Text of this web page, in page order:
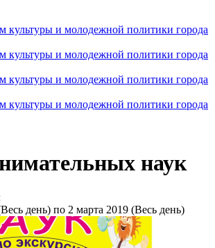
наук
день) по 2 марта 2019 (Весь день)